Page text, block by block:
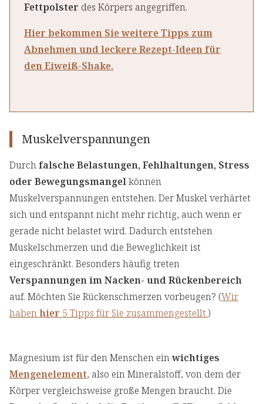
Fettpolster des Körpers angegriffen.
Hier bekommen Sie weitere Tipps zum
Abnehmen und leckere Rezept-Ideen für
den Eiweiß-Shake.
Muskelverspannungen
Durchfalsche Belastungen, Fehlhaltungen, Stress
oder Bewegungsmangelkönnen
Muskelverspannungen entstehen. Der Muskel verhärtet
sich und entspannt nicht mehr richtig, auch wenn er
gerade nicht belastet wird. Dadurch entstehen
Muskelschmerzen und die Beweglichkeit ist
eingeschränkt. Besonders häufig treten
Verspannungen im Nacken- und Rückenbereich
auf. Möchten Sie Rückenschmerzen vorbeugen? (Wir
habenhier 5 Tipps für Sie zusammengestellt.)
Magnesium ist für den Menschen einwichtiges
Mengenelement, also ein Mineralstoff, von dem der
Körper vergleichsweise große Mengen braucht. Die